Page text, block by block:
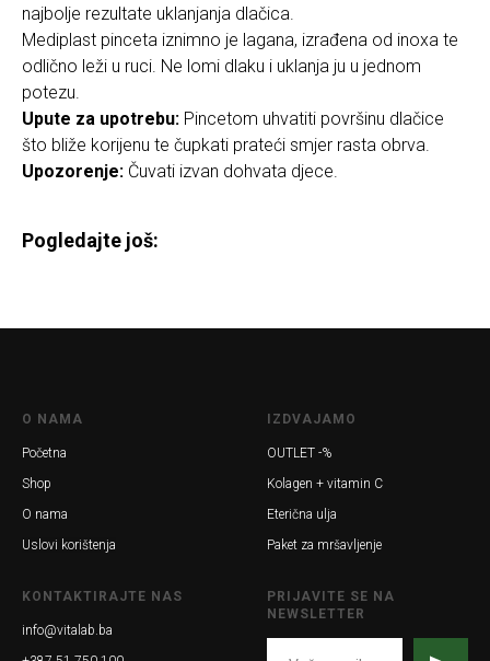
najbolje rezultate uklanjanja dlačica.
Mediplast pinceta iznimno je lagana, izrađena od inoxa te
odlično leži u ruci. Ne lomi dlaku i uklanja ju u jednom
potezu.
Upute za upotrebu: Pincetom uhvatiti površinu dlačice
što bliže korijenu te čupkati prateći smjer rasta obrva.
Upozorenje: Čuvati izvan dohvata djece.
Pogledajte još:
O NAMA
Početna
Shop
O nama
Uslovi korištenja
IZDVAJAMO
OUTLET -%
Kolagen + vitamin C
Eterična ulja
Paket za mršavljenje
KONTAKTIRAJTE NAS
info@vitalab.ba
PRIJAVITE SE NA
NEWSLETTER